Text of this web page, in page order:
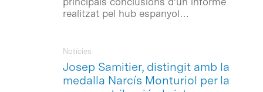
realitzat pel hub espanyol…
Josep Samitier, distingit amb la
medalla Narcís Monturiol per la
Notícies